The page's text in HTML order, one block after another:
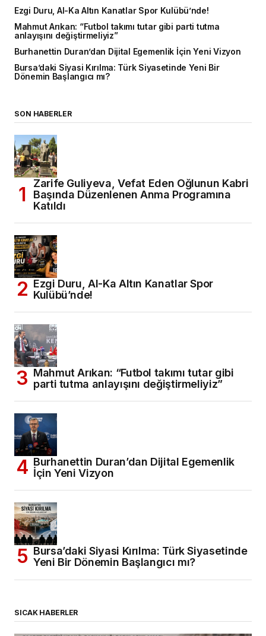
Ezgi Duru, Al-Ka Altın Kanatlar Spor Kulübü’nde!
Mahmut Arıkan: “Futbol takımı tutar gibi parti tutma
anlayışını değiştirmeliyiz”
Burhanettin Duran’dan Dijital Egemenlik İçin Yeni Vizyon
Bursa’daki Siyasi Kırılma: Türk Siyasetinde Yeni Bir
Dönemin Başlangıcı mı?
SON HABERLER
Zarife Guliyeva, Vefat Eden Oğlunun Kabri
Başında Düzenlenen Anma Programına
Katıldı
Ezgi Duru, Al-Ka Altın Kanatlar Spor
Kulübü’nde!
Mahmut Arıkan: “Futbol takımı tutar gibi
parti tutma anlayışını değiştirmeliyiz”
Burhanettin Duran’dan Dijital Egemenlik
İçin Yeni Vizyon
Bursa’daki Siyasi Kırılma: Türk Siyasetinde
Yeni Bir Dönemin Başlangıcı mı?
SICAK HABERLER